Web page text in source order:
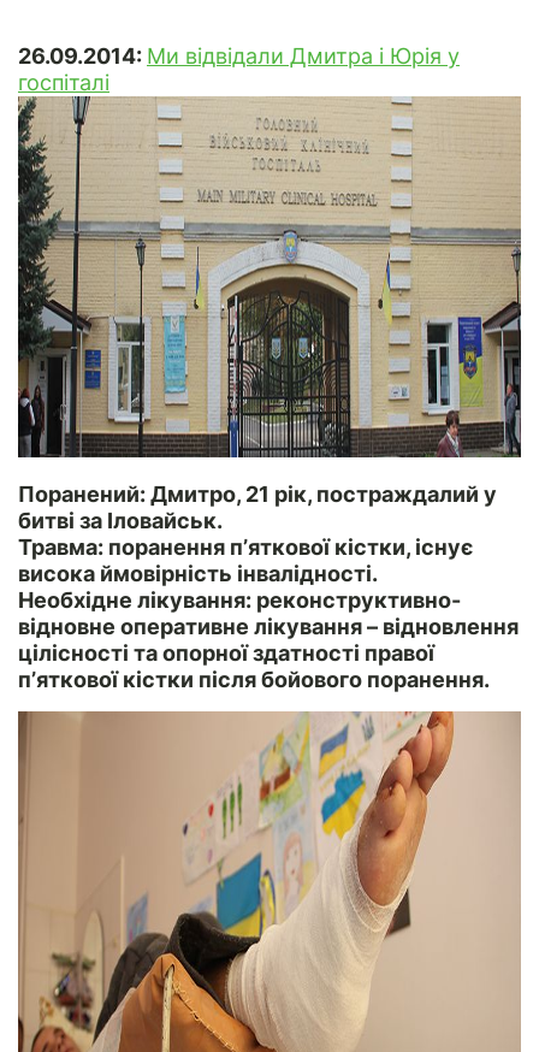
26.09.2014: Ми відвідали Дмитра і Юрія у
госпіталі
Поранений:Дмитро, 21 рік, постраждалий у
битві за Іловайськ.
Травма: поранення п’яткової кістки, існує
висока ймовірність інвалідності.
Необхідне лікування: реконструктивно-
відновне оперативне лікування – відновлення
цілісності та опорної здатності правої
п’яткової кістки після бойового поранення.